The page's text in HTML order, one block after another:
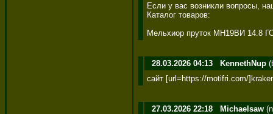
Если у вас возникли вопросы,
Каталог товаров:
Мельхиор пруток МН19ВИ 14.8
28.03.2026 04:13 KennethNup
сайт [url=https://motifri.com/
27.03.2026 22:18 Michaelsaw